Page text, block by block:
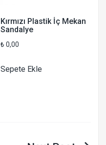
Kırmızı Plastik İç Mekan
Sandalye
₺ 0,00
Sepete Ekle